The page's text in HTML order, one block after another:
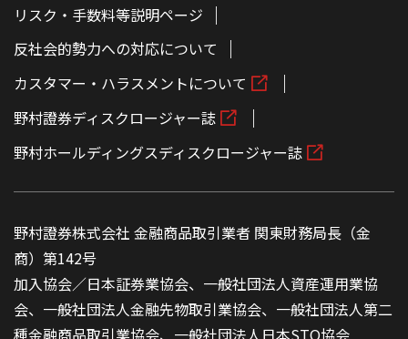
リスク・手数料等説明ページ
反社会的勢力への対応について
カスタマー・ハラスメントについて
野村證券ディスクロージャー誌
野村ホールディングスディスクロージャー誌
野村證券株式会社 金融商品取引業者 関東財務局長（金
商）第142号
加入協会／日本証券業協会、一般社団法人資産運用業協
会、一般社団法人金融先物取引業協会、一般社団法人第二